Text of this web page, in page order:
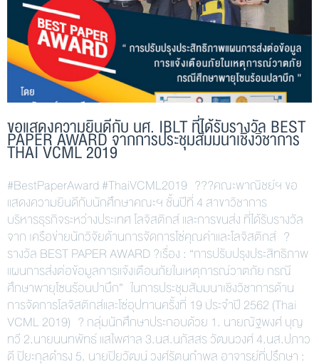
ขอแสดงความยินดีกับ นศ. IBLT ที่ได้รับรางวัล BEST
PAPER AWARD จากการประชุมสัมมนาเชิงวิชาการ
THAI VCML 2019
#BestPaperAward #ThaiVCML2019 ???คณะพาณิชย์ฯ ขอ
แสดงความยินดีกับนักศึกษาคณะฯ ชั้นปีที่ 4 สาขาวิชาการ
บริหารธุรกิจระหว่างประเทศ โลจิสติกส์ และการขนส่ง ที่ได้รับรางวัล
จาก เครือข่ายนักวิจัยด้านการจัดการโซ่คุณค่าและโลจิสติกส์ ?
รางวัล BEST PAPER AWARD ?เรื่อง : “การปรับปรุงประสิทธิภาพ
แผนการส่งต่อข้อมูลการแจ้งเตือนภัยในเหตุการณ์วาตภัย กรณี
ศึกษาพายุโซนร้อนปาบึก” ในการประชุมสัมมนาเชิงวิชาการด้าน
การจัดการโลจิสติกส์และโซ่อุปทานครั้งที่ 19 ประจำปี 2562 (Thai
VCML 2019) ? กลุ่มนักศึกษาประกอบด้วย 1. นายณัฐพงศ์ บุญ
ทวี 2.นายนนทพัทธ์ แสไพศาล 3.นส.นภัสสร วัฒนวงศ์ 4.นส.ปภาว
ดี ปิยะกุลดำรง 5. นายปิยวัฒน์ วงศ์รัตนกำพล อาจารย์ที่ปรึกษา :